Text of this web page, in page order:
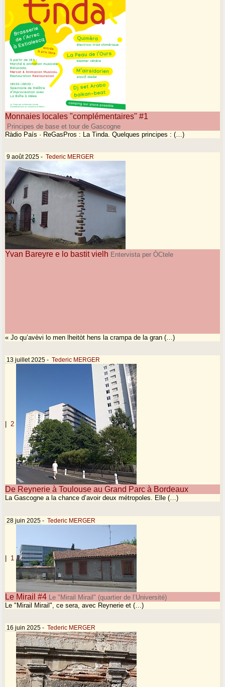
Monnaies locales "complémentaires" #1
Principes de base et tour de Gascogne
Ràdio País · ReGasPros : La Tinda. Quelques principes : (…)
9 août 2025 - Tederic MERGER
Yvan Bareyre e lo bastit vielh Entervista per ÒCtele
« Jo qu’avèvi lo men lheitòt hens la crampa de la gran (…)
13 juillet 2025 - Tederic MERGER
| 2
De Reynerie à Toulouse au Grand Parc à Bordeaux
La Gascogne a la chance d’avoir deux métropoles. Elle (…)
28 juin 2025 - Tederic MERGER
| 1
Le Mirail #4 Le "Mirail Mirail" (quartier de l’Université)
Le "Mirail Mirail", ce sera, avec Reynerie et (…)
16 juin 2025 - Tederic MERGER